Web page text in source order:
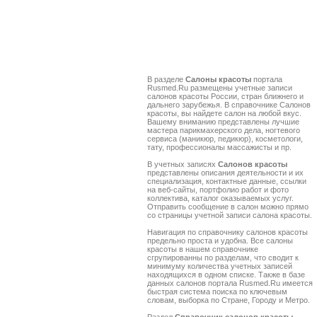
В разделе Салоны красоты портала
Rusmed.Ru размещены учетные записи
салонов красоты России, стран ближнего и
дальнего зарубежья. В справочнике Салонов
красоты, вы найдете салон на любой вкус.
Вашему вниманию представлены лучшие
мастера парикмахерского дела, ногтевого
сервиса (маникюр, педикюр), косметологи,
тату, профессионалы массажисты и пр.
В учетных записях Салонов красоты
представлены описания деятельности и их
специализация, контактные данные, ссылки
на веб-сайты, портфолио работ и фото
коллектива, каталог оказываемых услуг.
Отправить сообщение в салон можно прямо
со страницы учетной записи салона красоты.
Навигация по справочнику салонов красоты
предельно проста и удобна. Все салоны
красоты в нашем справочнике
сгрупированны по разделам, что сводит к
минимуму количества учетных записей
находящихся в одном списке. Также в базе
данных салонов портала Rusmed.Ru имеется
быстрая система поиска по ключевым
словам, выборка по Стране, Городу и Метро.